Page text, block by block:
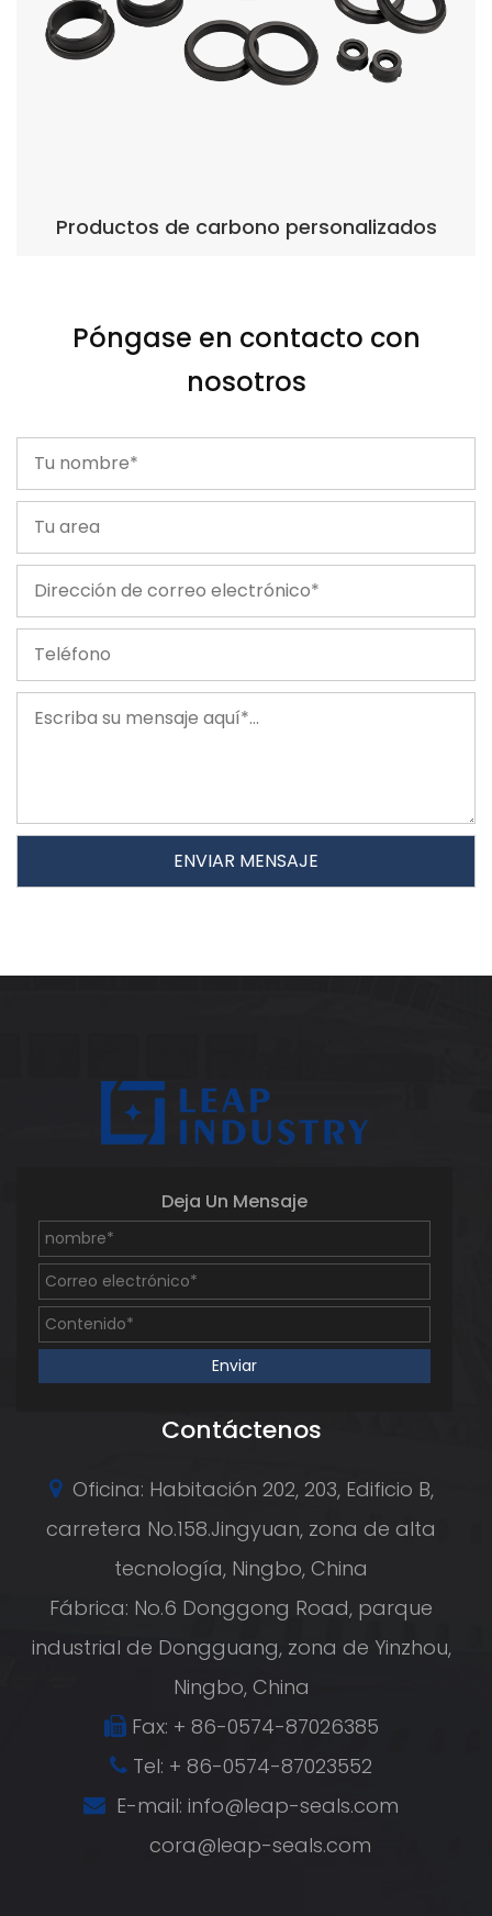
Anillo de sello de
Póngase en contacto con
nosotros
Deja Un Mensaje
Contáctenos
Oficina: Habitación 202, 203, Edificio B,
carretera No.158.Jingyuan, zona de alta
tecnología, Ningbo, China
Fábrica: No.6 Donggong Road, parque
industrial de Dongguang, zona de Yinzhou,
Ningbo, China
Fax: + 86-0574-87026385
Tel: + 86-0574-87023552
E-mail:info@leap-seals.com
cora@leap-seals.com